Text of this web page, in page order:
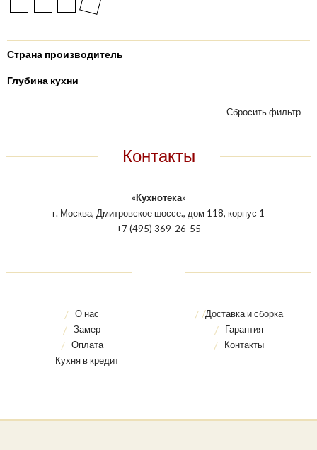
Страна производитель
Глубина кухни
Контакты
«Кухнотека»
г. Москва, Дмитровское шоссе., дом 118, корпус 1
+7 (495) 369-26-55
О нас
Замер
Оплата
Кухня в кредит
Доставка и сборка
Гарантия
Контакты